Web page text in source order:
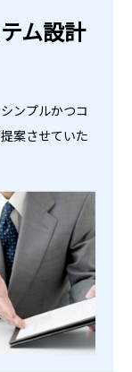
ム設計
ンプルかつコ
案させていた